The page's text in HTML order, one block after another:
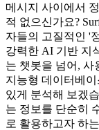
메시지 사이에서
적 없으신가요?
자들의 고질적인 '
강력한 AI 기반 지
는 챗봇을 넘어, 사
지능형 데이터베이
있게 분석해 보겠
는 정보를 단순히
로 활용하고자 하